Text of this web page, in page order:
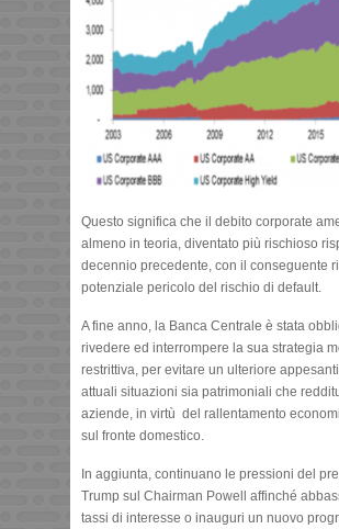
Questo significa che il debito corporate
almeno in teoria, diventato più rischioso
decennio precedente, con il conseguente
potenziale pericolo del rischio di default.
A fine anno, la Banca Centrale è stata
rivedere ed interrompere la sua strategia
restrittiva, per evitare un ulteriore
attuali situazioni sia patrimoniali che
aziende, in virtù del rallentamento
sul fronte domestico.
In aggiunta, continuano le pressioni del
Trump sul Chairman Powell affinché
tassi di interesse o inauguri un nuovo